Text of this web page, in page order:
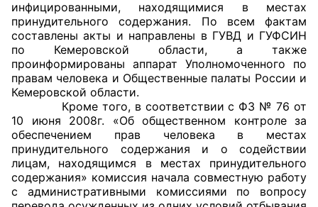
Аппарат ОП КО
УСТАВ ГКУ “АППАРАТ ОП КО”
Доходы руководителя за 2024 г.
инфицированными, находящимися в местах
принудительного содержания. По всем фактам
составлены акты и направлены в ГУВД и ГУФСИН
по Кемеровской области, а также
проинформированы аппарат Уполномоченного по
правам человека и Общественные палаты России и
Кемеровской области.
Кроме того, в соответствии с ФЗ № 76 от
10 июня 2008г. «Об общественном контроле за
обеспечением прав человека в местах
принудительного содержания и о содействии
лицам, находящимся в местах принудительного
содержания» комиссия начала совместную работу
с административными комиссиями по вопросу